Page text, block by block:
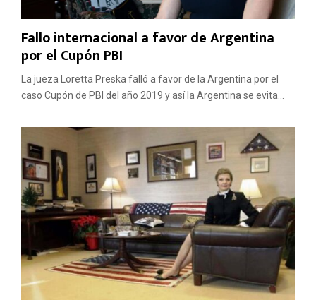
Fallo internacional a favor de Argentina
por el Cupón PBI
La jueza Loretta Preska falló a favor de la Argentina por el
caso Cupón de PBI del año 2019 y así la Argentina se evita...